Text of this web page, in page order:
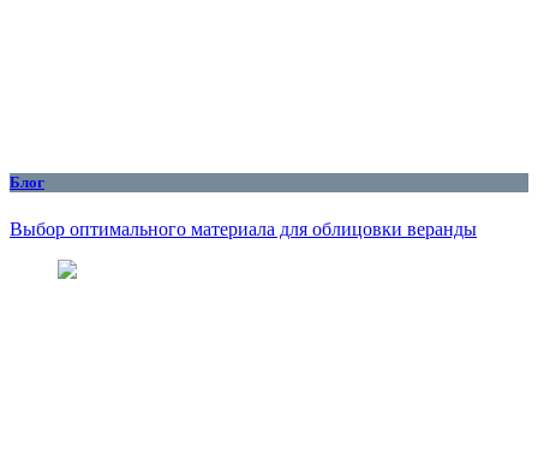
Блог
Выбор оптимального материала для облицовки веранды